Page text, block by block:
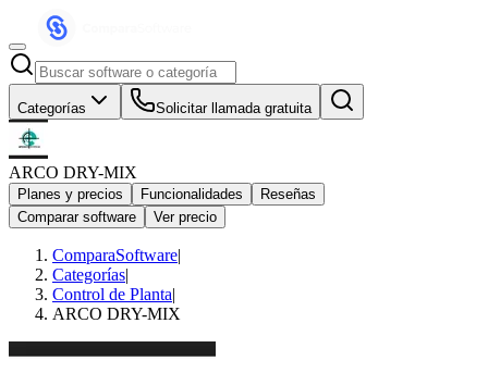
Categorías Solicitar llamada gratuita
ARCO DRY-MIX
Planes y precios Funcionalidades
Reseñas
Comparar software
Ver precio
ComparaSoftware|
Categorías|
Control de Planta|
ARCO DRY-MIX